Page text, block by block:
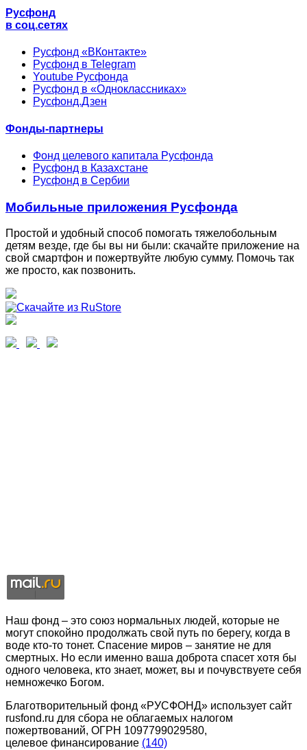
Русфонд
в соц.сетях
Русфонд «ВКонтакте»
Русфонд в Telegram
Youtube Русфонда
Русфонд в «Одноклассниках»
Русфонд.Дзен
Фонды-партнеры
Фонд целевого капитала Русфонда
Русфонд в Казахстане
Русфонд в Сербии
Мобильные приложения Русфонда
Простой и удобный способ помогать тяжелобольным
детям везде, где бы вы ни были: скачайте приложение на
свой смартфон и пожертвуйте любую сумму. Помочь так
же просто, как позвонить.
Наш фонд – это союз нормальных людей, которые не
могут спокойно продолжать свой путь по берегу, когда в
воде кто-то тонет. Спасение миров – занятие не для
смертных. Но если именно ваша доброта спасет хотя бы
одного человека, кто знает, может, вы и почувствуете себя
немножечко Богом.
Благотворительный фонд «РУСФОНД» использует сайт
rusfond.ru для сбора не облагаемых налогом
пожертвований, ОГРН 1097799029580,
целевое финансирование (140)